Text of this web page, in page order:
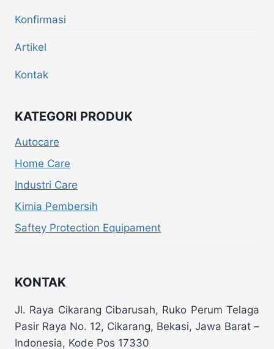
Konfirmasi
Artikel
Kontak
KATEGORI PRODUK
Autocare
Home Care
Industri Care
Kimia Pembersih
Saftey Protection Equipament
KONTAK
Jl. Raya Cikarang Cibarusah, Ruko Perum Telaga
Pasir Raya No. 12, Cikarang, Bekasi, Jawa Barat –
Indonesia, Kode Pos 17330